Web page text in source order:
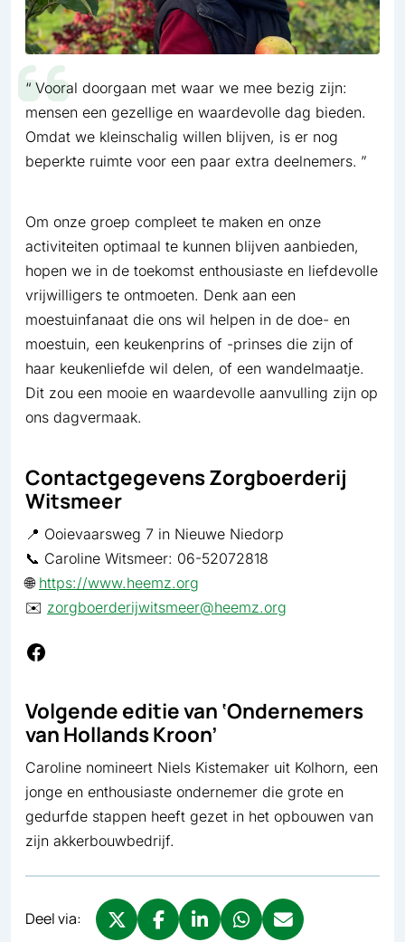
Vooral doorgaan met waar we mee bezig zijn:
mensen een gezellige en waardevolle dag bieden.
Omdat we kleinschalig willen blijven, is er nog
beperkte ruimte voor een paar extra deelnemers.
Om onze groep compleet te maken en onze
activiteiten optimaal te kunnen blijven aanbieden,
hopen we in de toekomst enthousiaste en liefdevolle
vrijwilligers te ontmoeten. Denk aan een
moestuinfanaat die ons wil helpen in de doe- en
moestuin, een keukenprins of -prinses die zijn of
haar keukenliefde wil delen, of een wandelmaatje.
Dit zou een mooie en waardevolle aanvulling zijn op
ons dagvermaak.
Contactgegevens Zorgboerderij
Witsmeer
📍 Ooievaarsweg 7 in Nieuwe Niedorp
📞 Caroline Witsmeer: 06-52072818
🌐 https://www.heemz.org
✉️ zorgboerderijwitsmeer@heemz.org
Facebook
Volgende editie van ‘Ondernemers
van Hollands Kroon’
Caroline nomineert Niels Kistemaker uit Kolhorn, een
jonge en enthousiaste ondernemer die grote en
gedurfde stappen heeft gezet in het opbouwen van
zijn akkerbouwbedrijf.
Deel via: